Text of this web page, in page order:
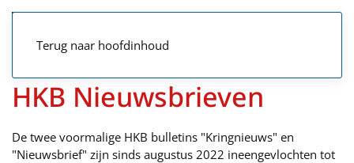
Terug naar hoofdinhoud
HKB Nieuwsbrieven
De twee voormalige HKB bulletins "Kringnieuws" en
"Nieuwsbrief" zijn sinds augustus 2022 ineengevlochten tot